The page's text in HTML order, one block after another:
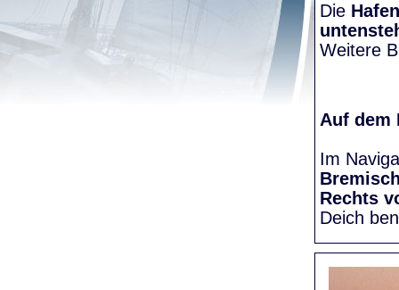
Die
Weitere
Auf dem
Im
Rechts
Deich